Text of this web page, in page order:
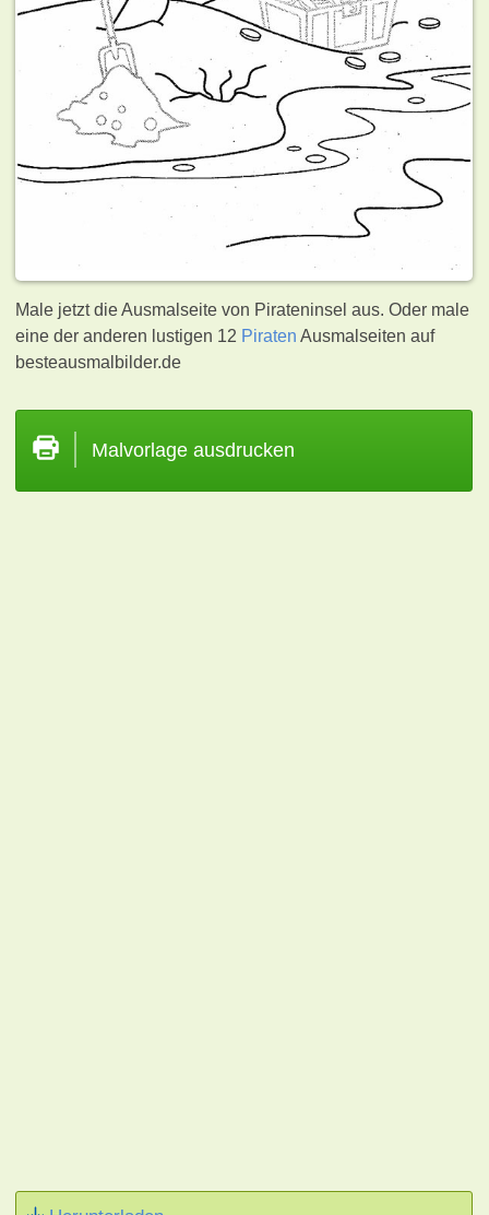
Male jetzt die Ausmalseite von Pirateninsel aus. Oder male
eine der anderen lustigen 12 Piraten Ausmalseiten auf
besteausmalbilder.de
Malvorlage ausdrucken